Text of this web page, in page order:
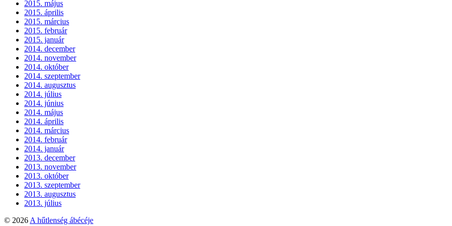
2015. május
2015. április
2015. március
2015. február
2015. január
2014. december
2014. november
2014. október
2014. szeptember
2014. augusztus
2014. július
2014. június
2014. május
2014. április
2014. március
2014. február
2014. január
2013. december
2013. november
2013. október
2013. szeptember
2013. augusztus
2013. július
© 2026 A hűtlenség ábécéje